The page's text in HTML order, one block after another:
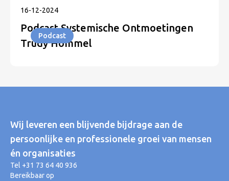
16-12-2024
Podcast Systemische Ontmoetingen
Trudy Hommel
Podcast
Wij leveren een blijvende bijdrage aan de
persoonlijke en professionele groei van mensen
én organisaties
Tel +31 73 64 40 936
Bereikbaar op